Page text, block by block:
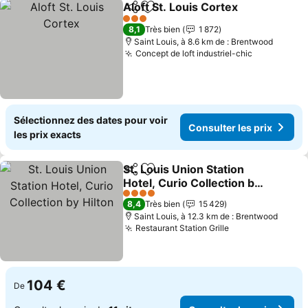
PartagerAjouter à mes favoris
Aloft St. Louis Cortex
3 Étoiles
8,1 Très bien
1 872
Saint Louis, à 8.6 km de : Brentwood
Concept de loft industriel-chic
Sélectionnez des dates pour voir
les prix exacts
Consulter les prix
PartagerAjouter à mes favoris
St. Louis Union Station
Hotel, Curio Collection by
Hilton
Consulter les prix
4 Étoiles
8,4 Très bien
15 429
Saint Louis, à 12.3 km de : Brentwood
Restaurant Station GrilleConsulter les
De 104 €